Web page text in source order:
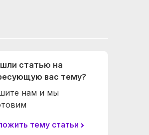
статью на
вас тему?
нам и мы
тему статьи